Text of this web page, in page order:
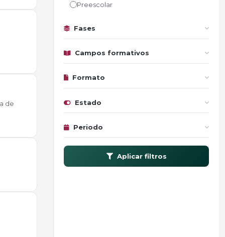
de
Preescolar
Fases
Campos formativos
Formato
Estado
Periodo
Aplicar filtros